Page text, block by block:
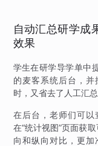
自动汇总研学成
效果
学生在研学导学单中
的麦客系统后台，
时，又省去了人工汇总
在后台，老师们可以
在“统计视图”页面获
向和纵向对比，更